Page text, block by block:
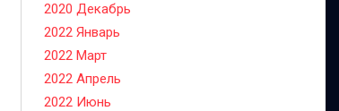
2020 Декабрь
2022 Январь
2022 Март
2022 Апрель
2022 Июнь